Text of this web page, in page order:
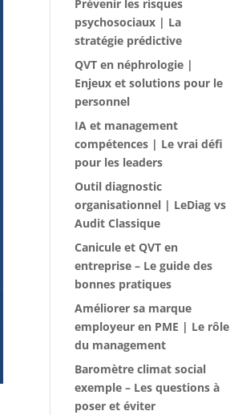
Prévenir les risques
psychosociaux | La
stratégie prédictive
QVT en néphrologie |
Enjeux et solutions pour le
personnel
IA et management
compétences | Le vrai défi
pour les leaders
Outil diagnostic
organisationnel | LeDiag vs
Audit Classique
Canicule et QVT en
entreprise – Le guide des
bonnes pratiques
Améliorer sa marque
employeur en PME | Le rôle
du management
Baromètre climat social
exemple – Les questions à
poser et éviter